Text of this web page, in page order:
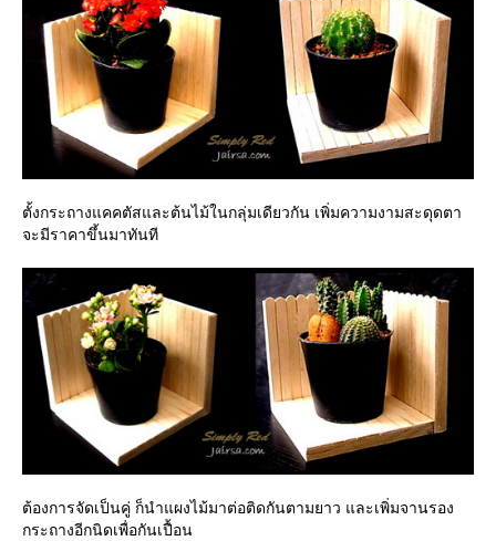
ตั้งกระถางแคคตัสและต้นไม้ในกลุ่มเดียวกัน เพิ่มความงามสะดุดตา
จะมีราคาขึ้นมาทันที
ต้องการจัดเป็นคู่ ก็นำแผงไม้มาต่อติดกันตามยาว และเพิ่มจานรอง
กระถางอีกนิดเพื่อกันเปื้อน